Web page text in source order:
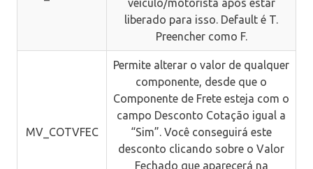
veículo/motorista após estar
liberado para isso. Default é T.
Preencher como F.
MV_COTVFEC
Permite alterar o valor de qualquer
componente, desde que o
Componente de Frete esteja com o
campo Desconto Cotação igual a
“Sim”. Você conseguirá este
desconto clicando sobre o Valor
Fechado que aparecerá na